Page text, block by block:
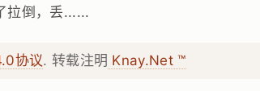
拉倒，丢......
协议. 转载注明 Knay.Net ™